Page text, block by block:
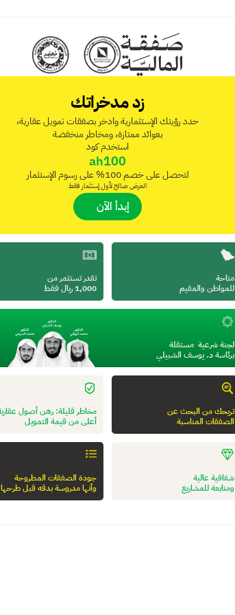
زد مدخراتك
حدد رؤيتك الإستثمارية وادخر بصفقات تمويل عقارية،
بعوائد ممتازة، ومخاطر منخفضة
استخدم كود
ah100
لتحصل على خصم 100% على رسوم الإستثمار
العرض صالح لأول إستثمار فقط
إبدأ الآن
تقدر تستثمر من
1,000 ريال فقط
متاحة
للمواطن والمقيم
لجنة شرعية  مستقلة
برئاسة د. يوسف الشبيلي
أعلى من قيمة التمويل
تريحك من البحث عن
الصفقات المناسبة
جودة الصفقات المطروحة
وأنها مدروسة بدقه قبل طرحها
شفافية عالية
ومتابعة للمشاريع